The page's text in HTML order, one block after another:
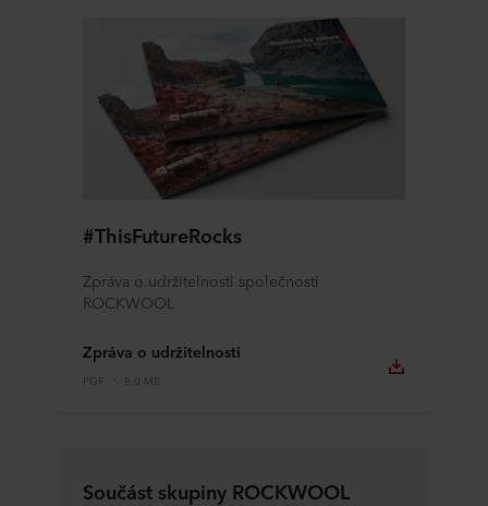
#ThisFutureRocks
Zpráva o udržitelnosti společnosti
ROCKWOOL
Zpráva o udržitelnosti
PDF 8.0 MB
Součást skupiny ROCKWOOL